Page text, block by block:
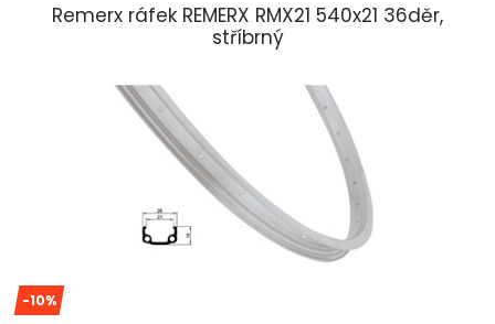
Remerx ráfek REMERX RMX21 540x21 36děr,
stříbrný
-10%